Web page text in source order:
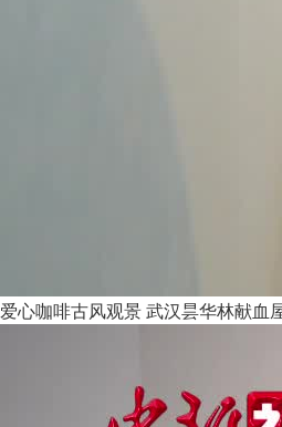
爱心咖啡古风观景 武汉昙华林献血